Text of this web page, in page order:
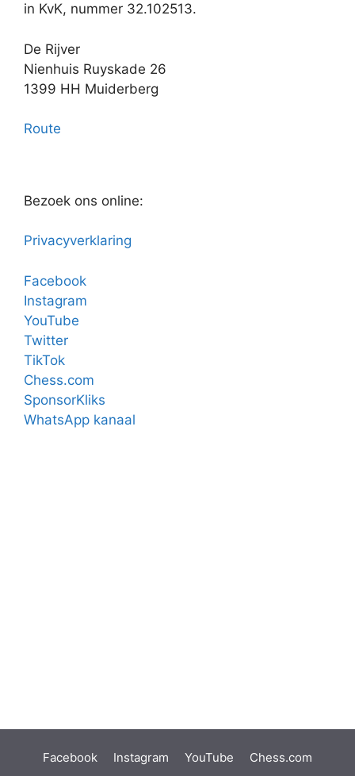
in KvK, nummer 32.102513.
De Rijver
Nienhuis Ruyskade 26
1399 HH Muiderberg
Route
Bezoek ons online:
Privacyverklaring
Facebook
Instagram
YouTube
Twitter
TikTok
Chess.com
SponsorKliks
WhatsApp kanaal
Facebook Instagram YouTube Chess.com